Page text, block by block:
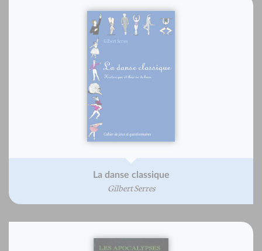
La danse classique
Gilbert Serres